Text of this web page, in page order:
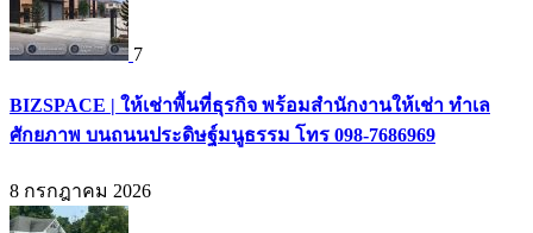
7
BIZSPACE | ให้เช่าพื้นที่ธุรกิจ พร้อมสำนักงานให้เช่า ทำเล
ศักยภาพ บนถนนประดิษฐ์มนูธรรม โทร 098-7686969
8 กรกฎาคม 2026